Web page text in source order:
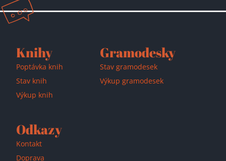
Přidáno do košíku!
Knihy
Poptávka knih
Stav knih
Výkup knih
Gramodesky
Stav gramodesek
Výkup gramodesek
Odkazy
Kontakt
Doprava